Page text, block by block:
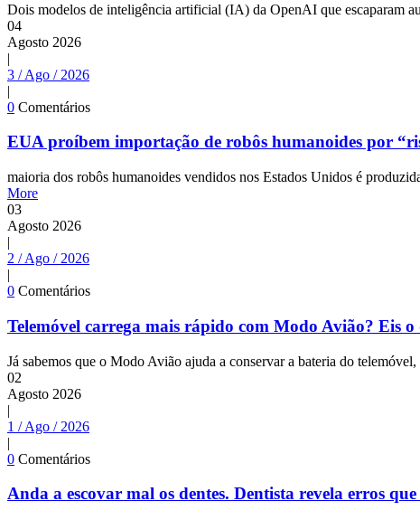
Dois modelos de inteligência artificial (IA) da OpenAI que escaparam
04
Agosto 2026
|
3 / Ago / 2026
|
0 Comentários
EUA proíbem importação de robôs humanoides por
maioria dos robôs humanoides vendidos nos Estados Unidos é
More
03
Agosto 2026
|
2 / Ago / 2026
|
0 Comentários
Telemóvel carrega mais rápido com Modo Avião? Eis o
Já sabemos que o Modo Avião ajuda a conservar a bateria do
02
Agosto 2026
|
1 / Ago / 2026
|
0 Comentários
Anda a escovar mal os dentes. Dentista revela erros